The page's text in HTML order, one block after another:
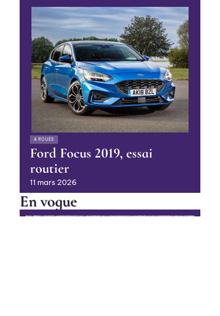
4 ROUES
Ford Focus 2019, essai
routier
11 mars 2026
En vogue